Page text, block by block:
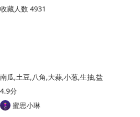
收藏人数 4931
南瓜,土豆,八角,大蒜,小葱,生抽,盐
4.9分
蜜思小琳